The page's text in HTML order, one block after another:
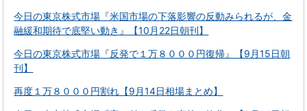
今日の東京株式市場『米国市場の下落影響の反動みられるが、金
融緩和期待で底堅い動き』【10月22日朝刊】
今日の東京株式市場『反発で１万８０００円復帰』【9月15日朝
刊】
再度１万８０００円割れ【9月14日相場まとめ】